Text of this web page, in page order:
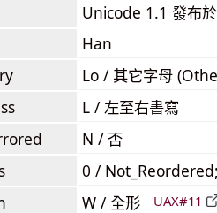
Unicode 1.1 發布
Han
Lo / 其它字母
L / 左至右書寫
N / 否
0 /
W / 全形 UAX#11